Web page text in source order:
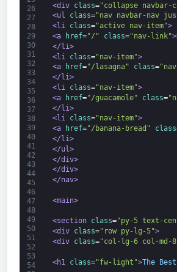
26
27
28
29
30
31
32
33
34
35
36
37
38
39
40
41
42
43
44
45
46
47
48
49
50
51
52
53
54
<div class="collapse
<ul
class="nav navbar-nav
<li class="active nav-item">
<a
href="/" class="nav-link">
</li>
<li
class="nav-item">
<a
href="/lasagna" class=
</li>
<li class="nav-item">
<a
href="/guacamole" class=
</li>
<li class="nav-item">
<a
href="/banana-bread" class
</li>
</ul>
</div>
</div>
</nav>
<main>
<section class="py-5 text-
<div class="row py-lg-5">
<div class="col-lg-6 col-md-8
<h1 class="fw-light">The